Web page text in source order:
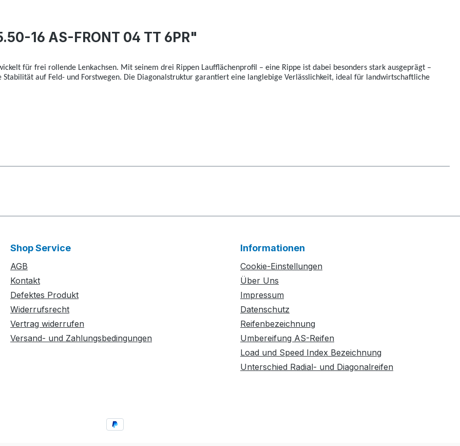
16 AS-FRONT 04 TT 6PR"
für frei rollende Lenkachsen. Mit seinem drei Rippen Laufflächenprofil – eine Rippe ist dabei besonders stark ausgeprägt –
auf Feld- und Forstwegen. Die Diagonalstruktur garantiert eine langlebige Verlässlichkeit, ideal für landwirtschaftliche
Shop Service
AGB
Kontakt
Defektes Produkt
Widerrufsrecht
Vertrag widerrufen
Versand- und Zahlungsbedingungen
Informationen
Cookie-Einstellungen
Über Uns
Impressum
Datenschutz
Reifenbezeichnung
Umbereifung AS-Reifen
Load und Speed Index Bezeichnung
Unterschied Radial- und Diagonalreifen